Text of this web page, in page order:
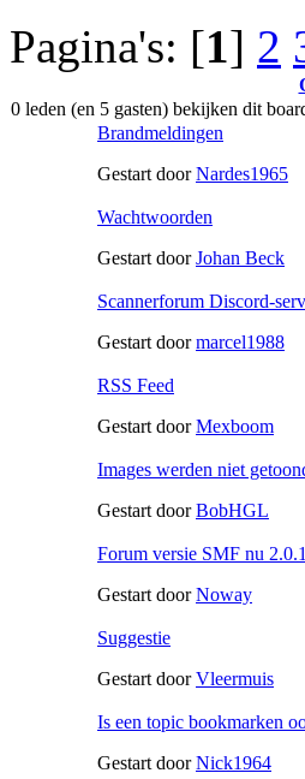
Pagina's: [1] 2
0 leden (en 5 gasten) bekijken dit
Brandmeldingen
Gestart doorNardes1965
Wachtwoorden
Gestart doorJohan Beck
Scannerforum Discord-
Gestart doormarcel1988
RSS Feed
Gestart doorMexboom
Images werden niet
Gestart doorBobHGL
Forum versie SMF nu
Gestart doorNoway
Suggestie
Gestart doorVleermuis
Is een topic bookmarken
Gestart doorNick1964